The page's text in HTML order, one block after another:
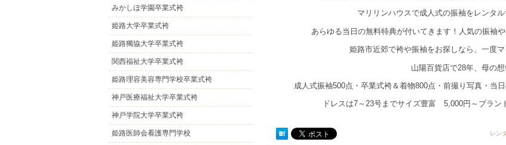
マリリンハウスで成人式の振袖をレンタ
あらゆる当日の無料特典が付いてきます！人気の振袖
姫路市近郊で袴や振袖をお探しなら、一度
山陽百貨店で28年、母の
成人式振袖500点・卒業式袴＆着物800点・前撮り写真・当
ドレスは7～23号までサイズ豊富 5,000円～ブラン
レン
みかしほ学園卒業式袴
姫路大学卒業式袴
姫路獨協大学卒業式袴
関西福祉大学卒業式袴
姫路理容美容専門学校卒業式袴
神戸医療福祉大学卒業式袴
神戸学院大学卒業式袴
姫路医師会看護専門学校